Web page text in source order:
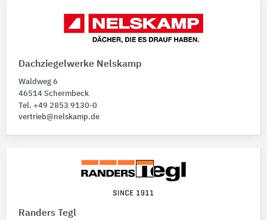
Dachziegelwerke Nelskamp
Waldweg 6
46514 Schermbeck
Tel. +49 2853 9130-0
vertrieb@nelskamp.de
Randers Tegl